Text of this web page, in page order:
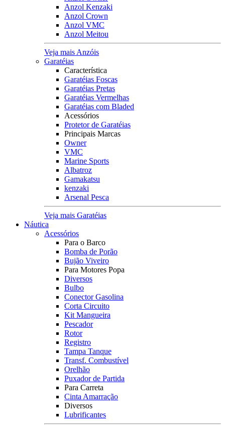
Anzol Kenzaki
Anzol Crown
Anzol VMC
Anzol Meitou
Veja mais Anzóis
Garatéias
Característica
Garatéias Foscas
Garatéias Pretas
Garatéias Vermelhas
Garatéias com Bladed
Acessórios
Protetor de Garatéias
Principais Marcas
Owner
VMC
Marine Sports
Albatroz
Gamakatsu
kenzaki
Arsenal Pesca
Veja mais Garatéias
Náutica
Acessórios
Para o Barco
Bomba de Porão
Bujão Viveiro
Para Motores Popa
Diversos
Bulbo
Conector Gasolina
Corta Circuito
Kit Mangueira
Pescador
Rotor
Registro
Tampa Tanque
Transf. Combustível
Orelhão
Puxador de Partida
Para Carreta
Cinta Amarração
Diversos
Lubrificantes